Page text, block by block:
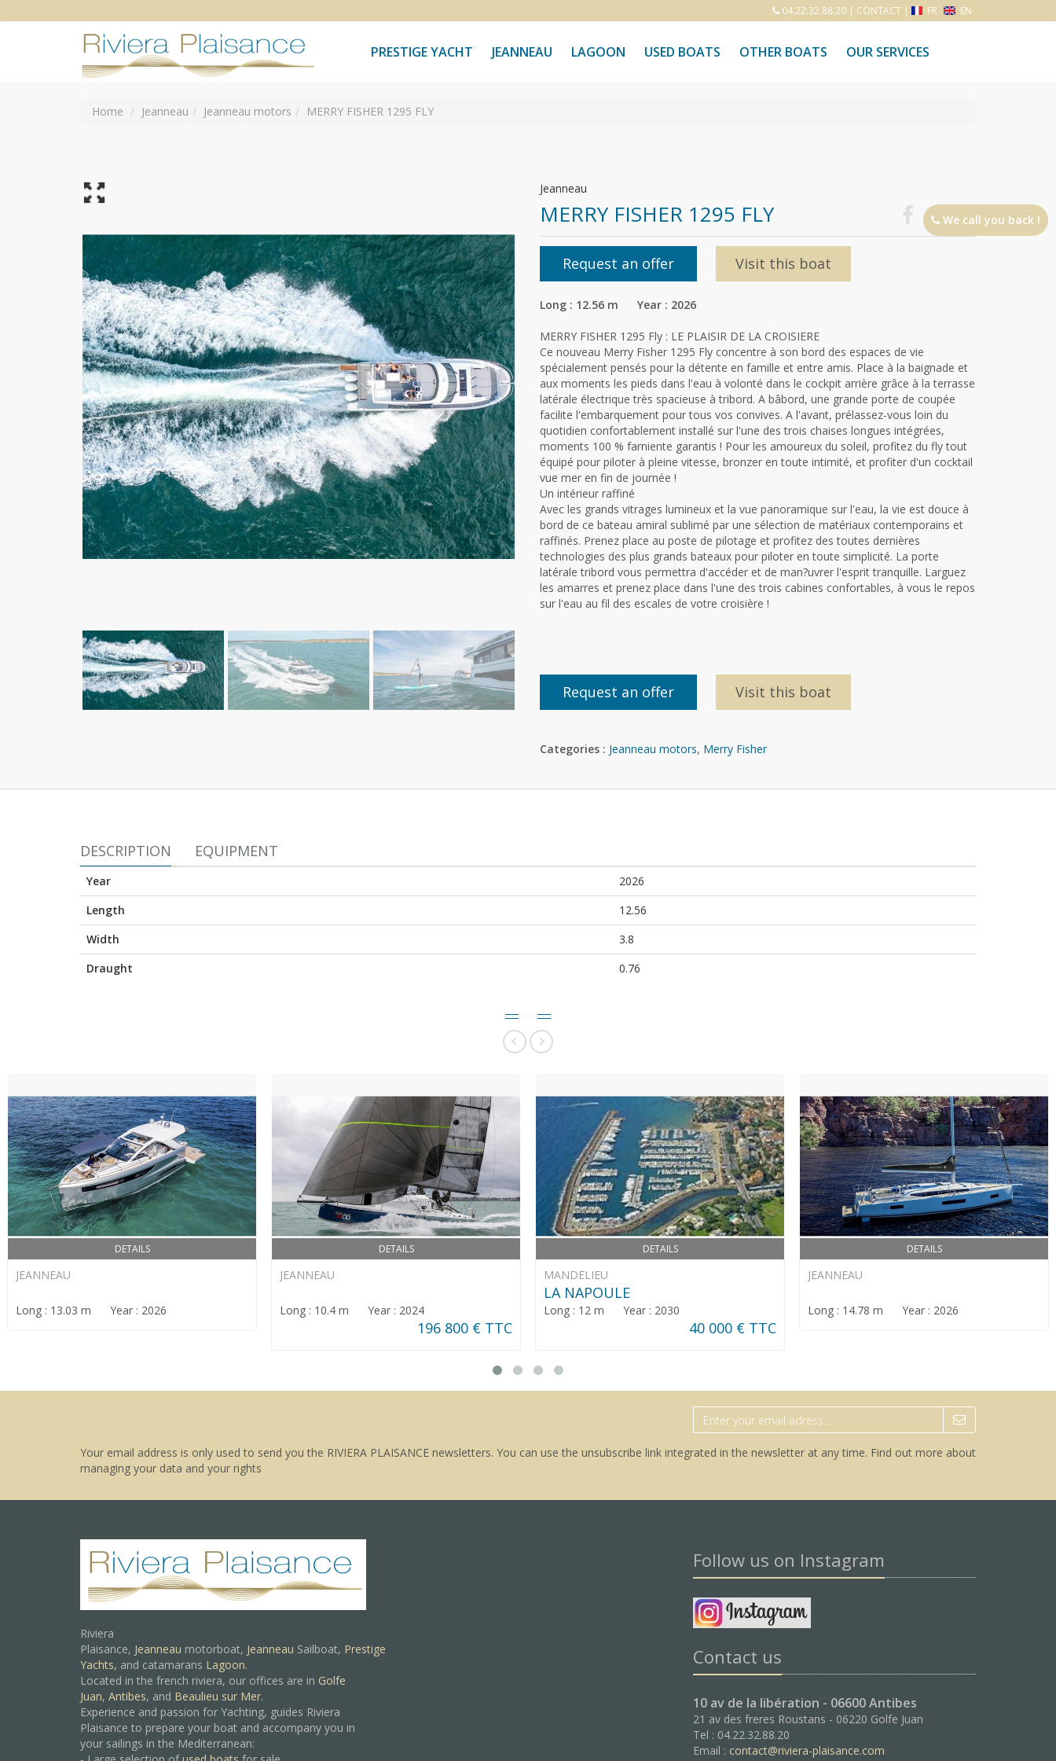
04.22.32.88.20| CONTACT| FR EN
PRESTIGE YACHT JEANNEAU LAGOON USED BOATS OTHER BOATS OUR SERVICES
Home Jeanneau Jeanneau motors MERRY FISHER 1295 FLY
Jeanneau
MERRY FISHER 1295 FLY
Request an offer Visit this boat
Long : 12.56 m Year : 2026
MERRY FISHER 1295 Fly : LE PLAISIR DE LA CROISIERE
Ce nouveau Merry Fisher 1295 Fly concentre à son bord des espaces de vie
spécialement pensés pour la détente en famille et entre amis. Place à la baignade et
aux moments les pieds dans l'eau à volonté dans le cockpit arrière grâce à la terrasse
latérale électrique très spacieuse à tribord. A bâbord, une grande porte de coupée
facilite l'embarquement pour tous vos convives. A l'avant, prélassez-vous loin du
quotidien confortablement installé sur l'une des trois chaises longues intégrées,
moments 100 % farniente garantis ! Pour les amoureux du soleil, profitez du fly tout
équipé pour piloter à pleine vitesse, bronzer en toute intimité, et profiter d'un cocktail
vue mer en fin de journée !
Un intérieur raffiné
Avec les grands vitrages lumineux et la vue panoramique sur l'eau, la vie est douce à
bord de ce bateau amiral sublimé par une sélection de matériaux contemporains et
raffinés. Prenez place au poste de pilotage et profitez des toutes dernières
technologies des plus grands bateaux pour piloter en toute simplicité. La porte
latérale tribord vous permettra d'accéder et de man?uvrer l'esprit tranquille. Larguez
les amarres et prenez place dans l'une des trois cabines confortables, à vous le repos
sur l'eau au fil des escales de votre croisière !
Request an offer Visit this boat
Categories : Jeanneau motors, Merry Fisher
DESCRIPTION EQUIPMENT
Year
2026
Length
12.56
Width
3.8
Draught
0.76
DETAILS
JEANNEAU
Long : 13.03 m Year : 2026
DETAILS
JEANNEAU
Long : 10.4 m Year : 2024
196 800 € TTC
DETAILS
MANDELIEU
LA NAPOULE
Long : 12 m Year : 2030
40 000 € TTC
DETAILS
JEANNEAU
Long : 14.78 m Year : 2026
Your email address is only used to send you the RIVIERA PLAISANCE newsletters. You can use the unsubscribe link integrated in the newsletter at any time. Find out more about
managing your data and your rights
Riviera
Plaisance, Jeanneau motorboat, Jeanneau Sailboat, Prestige
Yachts, and catamarans Lagoon.
Located in the french riviera, our offices are in Golfe
Juan, Antibes, and Beaulieu sur Mer.
Experience and passion for Yachting, guides Riviera
Plaisance to prepare your boat and accompany you in
your sailings in the Mediterranean:
Follow us on Instagram
Contact us
10 av de la libération - 06600 Antibes
21 av des freres Roustans - 06220 Golfe Juan
Tel : 04.22.32.88.20
Email : contact@riviera-plaisance.com
We call you back !